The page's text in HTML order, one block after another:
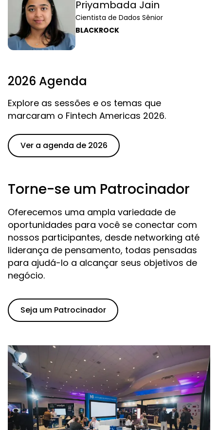
Priyambada Jain
Cientista de Dados Sênior
BLACKROCK
2026 Agenda
Explore as sessões e os temas que
marcaram o Fintech Americas 2026.
Ver a agenda de 2026
Torne-se um Patrocinador
Oferecemos uma ampla variedade de
oportunidades para você se conectar com
nossos participantes, desde networking até
liderança de pensamento, todas pensadas
para ajudá-lo a alcançar seus objetivos de
negócio.
Seja um Patrocinador